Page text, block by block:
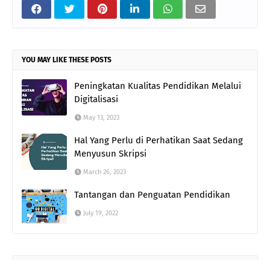
YOU MAY LIKE THESE POSTS
Peningkatan Kualitas Pendidikan Melalui
Digitalisasi
May 13, 2023
Hal Yang Perlu di Perhatikan Saat Sedang
Menyusun Skripsi
March 26, 2023
Tantangan dan Penguatan Pendidikan
July 19, 2022